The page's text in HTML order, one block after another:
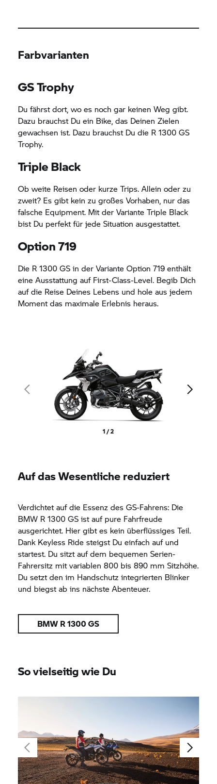
Farbvarianten
GS Trophy
Du fährst dort, wo es noch gar keinen Weg gibt.
Dazu brauchst Du ein Bike, das Deinen Zielen
gewachsen ist. Dazu brauchst Du die R 1300 GS
Trophy.
Triple Black
Ob weite Reisen oder kurze Trips. Allein oder zu
zweit? Es gibt kein zu großes Vorhaben, nur das
falsche Equipment. Mit der Variante Triple Black
bist Du perfekt für jede Situation ausgestattet.
Option 719
Die R 1300 GS in der Variante Option 719 enthält
eine Ausstattung auf First-Class-Level. Begib Dich
auf die Reise Deines Lebens und hole aus jedem
Moment das maximale Erlebnis heraus.
1 / 2
Auf das Wesentliche reduziert
Verdichtet auf die Essenz des GS-Fahrens: Die
BMW R 1300 GS ist auf pure Fahrfreude
ausgerichtet. Hier gibt es kein überflüssiges Teil.
Dank Keyless Ride steigst Du einfach auf und
startest. Du sitzt auf dem bequemen Serien-
Fahrersitz mit variablen 800 bis 890 mm Sitzhöhe.
Du setzt den im Handschutz integrierten Blinker
und biegst ab ins nächste Abenteuer.
BMW R 1300 GS
So vielseitig wie Du